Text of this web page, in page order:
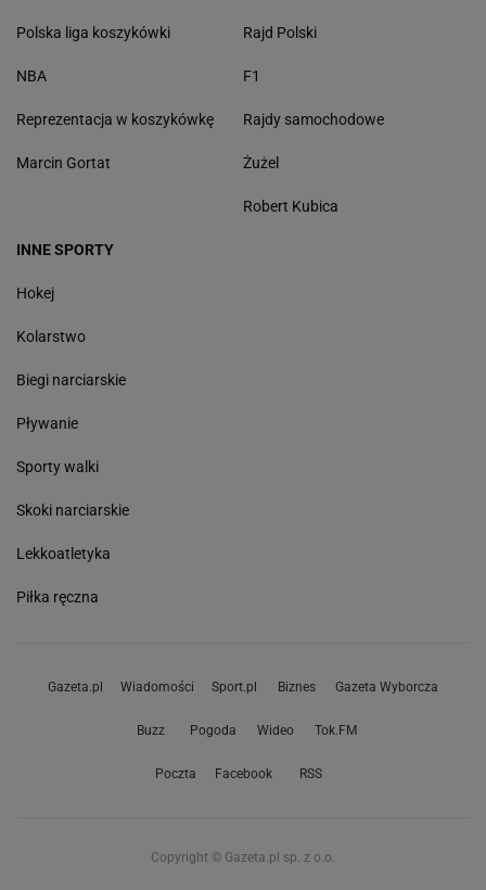
Polska liga koszykówki
NBA
Reprezentacja w koszykówkę
Marcin Gortat
Rajd Polski
F1
Rajdy samochodowe
Żużel
Robert Kubica
INNE SPORTY
Hokej
Kolarstwo
Biegi narciarskie
Pływanie
Sporty walki
Skoki narciarskie
Lekkoatletyka
Piłka ręczna
Gazeta.pl Wiadomości Sport.pl Biznes Gazeta Wyborcza
Buzz Pogoda Wideo Tok.FM
Poczta Facebook RSS
Copyright © Gazeta.pl sp. z o.o.